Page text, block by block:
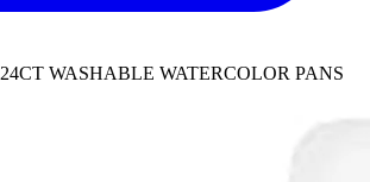
24CT WASHABLE WATERCOLOR PANS